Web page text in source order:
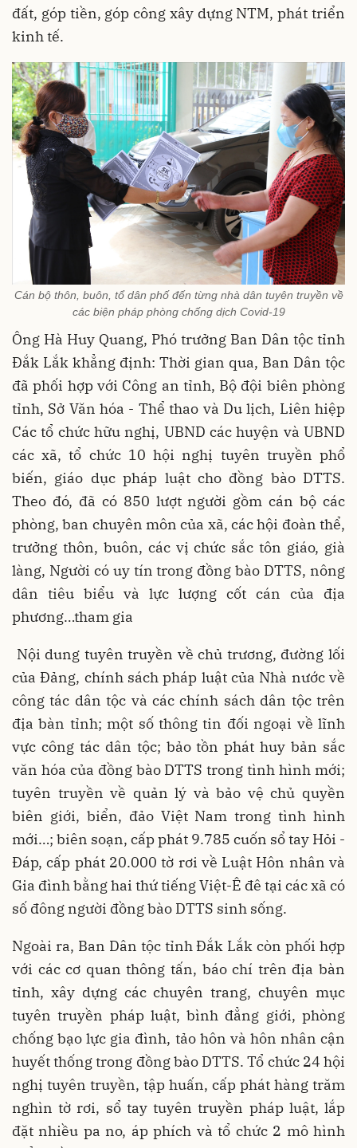
đất, góp tiền, góp công xây dựng NTM, phát triển
kinh tế.
Cán bộ thôn, buôn, tổ dân phố đến từng nhà dân tuyên truyền về
các biện pháp phòng chống dịch Covid-19
Ông Hà Huy Quang, Phó trưởng Ban Dân tộc tỉnh
Đắk Lắk khẳng định: Thời gian qua, Ban Dân tộc
đã phối hợp với Công an tỉnh, Bộ đội biên phòng
tỉnh, Sở Văn hóa - Thể thao và Du lịch, Liên hiệp
Các tổ chức hữu nghị, UBND các huyện và UBND
các xã, tổ chức 10 hội nghị tuyên truyền phổ
biến, giáo dục pháp luật cho đồng bào DTTS.
Theo đó, đã có 850 lượt người gồm cán bộ các
phòng, ban chuyên môn của xã, các hội đoàn thể,
trưởng thôn, buôn, các vị chức sắc tôn giáo, già
làng, Người có uy tín trong đồng bào DTTS, nông
dân tiêu biểu và lực lượng cốt cán của địa
phương…tham gia
Nội dung tuyên truyền về chủ trương, đường lối
của Đảng, chính sách pháp luật của Nhà nước về
công tác dân tộc và các chính sách dân tộc trên
địa bàn tỉnh; một số thông tin đối ngoại về lĩnh
vực công tác dân tộc; bảo tồn phát huy bản sắc
văn hóa của đồng bào DTTS trong tình hình mới;
tuyên truyền về quản lý và bảo vệ chủ quyền
biên giới, biển, đảo Việt Nam trong tình hình
mới…; biên soạn, cấp phát 9.785 cuốn sổ tay Hỏi -
Đáp, cấp phát 20.000 tờ rơi về Luật Hôn nhân và
Gia đình bằng hai thứ tiếng Việt-Ê đê tại các xã có
số đông người đồng bào DTTS sinh sống.
Ngoài ra, Ban Dân tộc tỉnh Đắk Lắk còn phối hợp
với các cơ quan thông tấn, báo chí trên địa bàn
tỉnh, xây dựng các chuyên trang, chuyên mục
tuyên truyền pháp luật, bình đẳng giới, phòng
chống bạo lực gia đình, tảo hôn và hôn nhân cận
huyết thống trong đồng bào DTTS. Tổ chức 24 hội
nghị tuyên truyền, tập huấn, cấp phát hàng trăm
nghìn tờ rơi, sổ tay tuyên truyền pháp luật, lắp
đặt nhiều pa no, áp phích và tổ chức 2 mô hình